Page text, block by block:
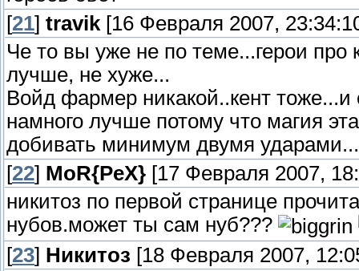
[21] travik [16 Февраля 2007,
Че то вы уже не по теме...герои про
лучше, не хуже...
Войд фармер никакой..кент
намного лучше потому что магия
добивать минимум двумя ударами...
[22] MoR{PeX} [17 Февраля 2007,
никитоз по первой странице
нубов.может ты сам нуб???
[23] Никитоз [18 Февраля 2007,